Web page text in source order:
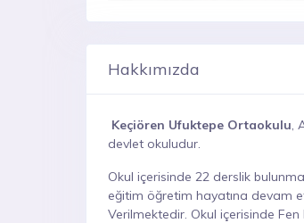
Hakkımızda
Keçiören Ufuktepe Ortaokulu,
devlet okuludur.
Okul içerisinde 22 derslik
eğitim öğretim hayatına devam
Verilmektedir. Okul içerisinde